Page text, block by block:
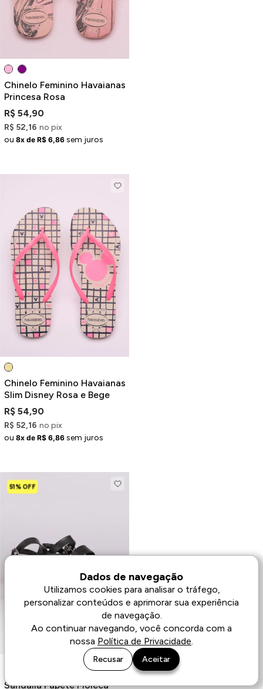
Chinelo Feminino Havaianas
Princesa Rosa
R$ 54,90
R$ 52,16 no pix
ou 8x de R$ 6,86 sem juros
Chinelo Feminino Havaianas
Slim Disney Rosa e Bege
R$ 54,90
R$ 52,16 no pix
ou 8x de R$ 6,86 sem juros
51% OFF
Últimas unidades
Sandália Papete Moleca
Dados de navegação
Utilizamos cookies para analisar o tráfego,
personalizar conteúdos e aprimorar sua experiência
de navegação.
Ao continuar navegando, você concorda com a
nossa Política de Privacidade.
Recusar Aceitar